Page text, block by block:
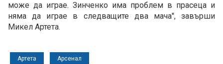
може да играе. Зинченко има проблем в прасеца и
няма да играе в следващите два мача", завърши
Микел Артета.
Артета Арсенал